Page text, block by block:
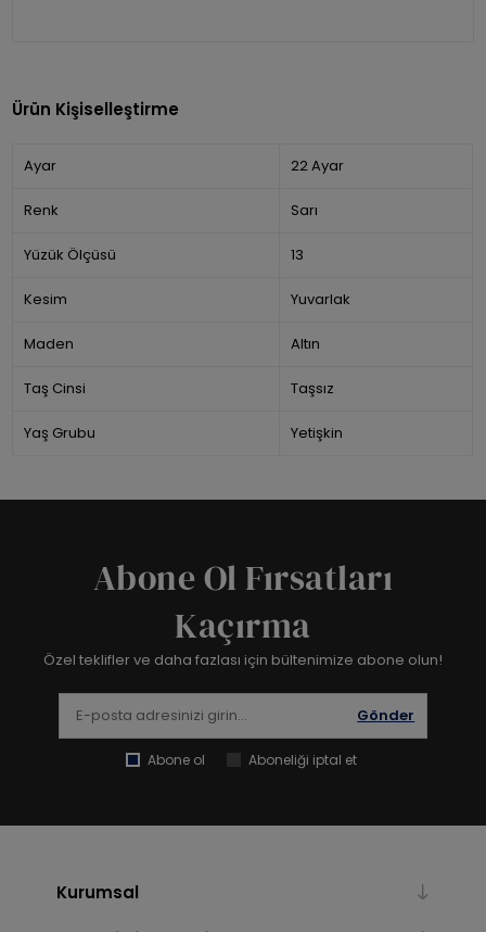
Ürün Kişiselleştirme
Ayar 22 Ayar
Renk Sarı
Yüzük Ölçüsü 13
Kesim Yuvarlak
Maden Altın
Taş Cinsi Taşsız
Yaş Grubu Yetişkin
Abone Ol Fırsatları
Kaçırma
Özel teklifler ve daha fazlası için bültenimize abone olun!
Gönder
Abone ol Aboneliği iptal et
Kurumsal